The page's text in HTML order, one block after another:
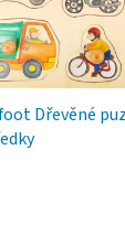
Dřevěné